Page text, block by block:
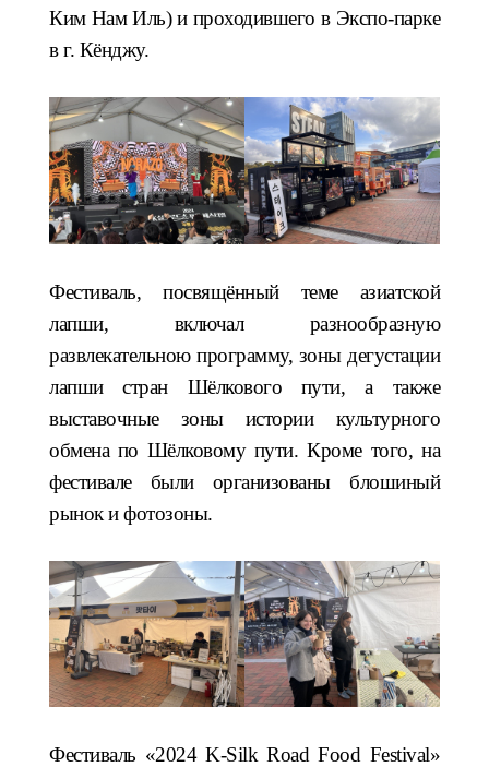
Ким Нам Иль) и проходившего в Экспо-парке
в г. Кёнджу.
Фестиваль, посвящённый теме азиатской
лапши, включал разнообразную
развлекательною программу, зоны дегустации
лапши стран Шёлкового пути, а также
выставочные зоны истории культурного
обмена по Шёлковому пути.Кроме того, на
фестивале были организованы блошиный
рынок и фотозоны.
Фестиваль «2024 K-Silk Road Food Festival»